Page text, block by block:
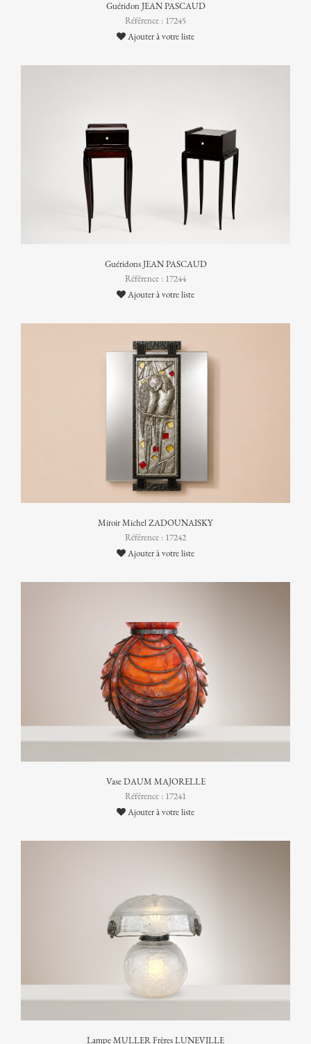
Guéridon JEAN PASCAUD
Référence : 17245
Ajouter à votre liste
Guéridons JEAN PASCAUD
Référence : 17244
Ajouter à votre liste
Miroir Michel ZADOUNAISKY
Référence : 17242
Ajouter à votre liste
Vase DAUM MAJORELLE
Référence : 17241
Ajouter à votre liste
Lampe MULLER Frères LUNEVILLE